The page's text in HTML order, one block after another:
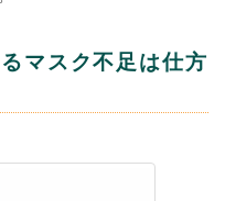
マスク不足は仕方